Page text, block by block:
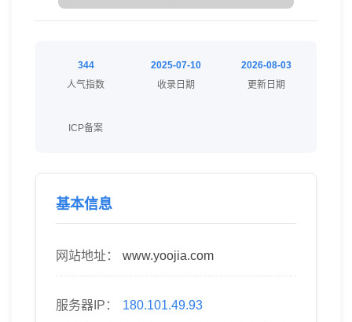
344
人气指数
2025-07-10
收录日期
2026-08-03
更新日期
ICP备案
基本信息
网站地址： www.yoojia.com
服务器IP： 180.101.49.93